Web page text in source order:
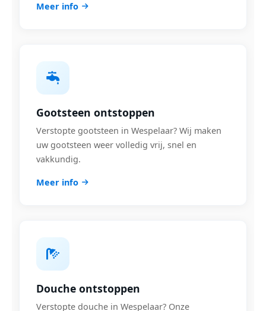
Meer info
Gootsteen ontstoppen
Verstopte gootsteen in Wespelaar? Wij maken
uw gootsteen weer volledig vrij, snel en
vakkundig.
Meer info
Douche ontstoppen
Verstopte douche in Wespelaar? Onze